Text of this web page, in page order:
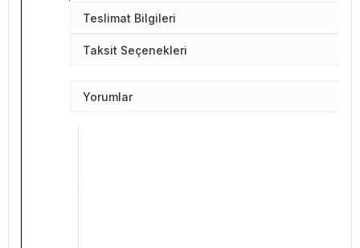
Teslimat Bilgileri
Taksit Seçenekleri
Yorumlar